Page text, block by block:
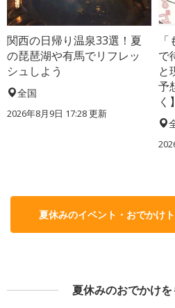
関西の日帰り温泉33選！夏
の琵琶湖や有馬でリフレッ
シュしよう
全国
2026年8月9日 17:28更新
で
と
予
く】
夏休みのイベント・おでかけ
夏休みのおでかけ